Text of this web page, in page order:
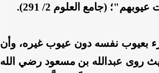
(جامع العلوم 2/ 291).
بعيوب نفسه دون عيوب غيره، وأن
روى عبدالله بن مسعود رضي الله